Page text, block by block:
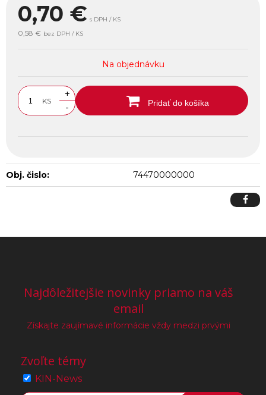
0,70 € s DPH / KS
0,58 € bez DPH / KS
Na objednávku
KS
+
-
Pridať do košíka
Obj. čislo: 74470000000
Najdôležitejšie novinky priamo na váš
email
Získajte zaujímavé informácie vždy medzi prvými
Zvoľte témy
KIN-News